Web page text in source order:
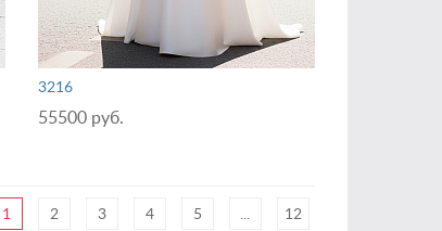
3216
55500 руб.
1 2 3 4 5 ... 12